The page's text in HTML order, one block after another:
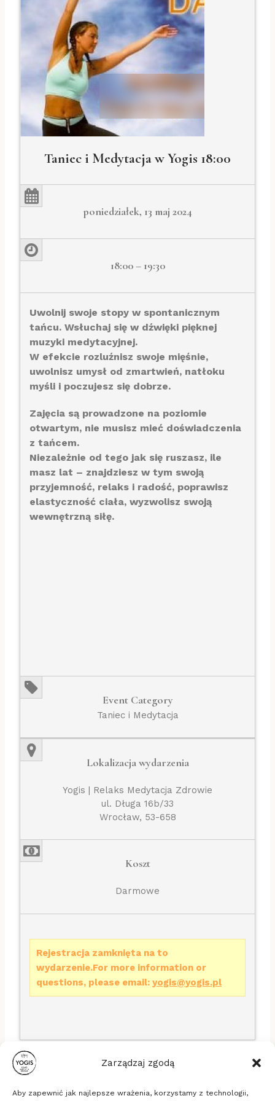
Zarządzaj zgodą
Aby zapewnić jak najlepsze wrażenia, korzystamy z technologii,
Taniec i Medytacja w Yogis 18:00
poniedziałek, 13 maj 2024
18:00 – 19:30
Uwolnij swoje stopy w spontanicznym
tańcu. Wsłuchaj się w dźwięki pięknej
muzyki medytacyjnej.
W efekcie rozluźnisz swoje mięśnie,
uwolnisz umysł od zmartwień, natłoku
myśli i poczujesz się dobrze.
Zajęcia są prowadzone na poziomie
otwartym, nie musisz mieć doświadczenia
z tańcem.
Niezależnie od tego jak się ruszasz, ile
masz lat – znajdziesz w tym swoją
przyjemność, relaks i radość, poprawisz
elastyczność ciała, wyzwolisz swoją
wewnętrzną siłę.
Event Category
Taniec i Medytacja
Lokalizacja wydarzenia
Yogis | Relaks Medytacja Zdrowie
ul. Długa 16b/33
Wrocław, 53-658
Koszt
Darmowe
Rejestracja zamknięta na to
wydarzenie.For more information or
questions, please email: yogis@yogis.pl